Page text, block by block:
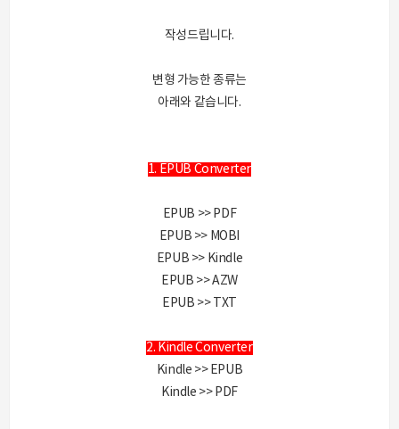
작성드립니다.
변형 가능한 종류는
아래와 같습니다.
1. EPUB Converter
EPUB >> PDF
EPUB >> MOBI
EPUB >> Kindle
EPUB >> AZW
EPUB >> TXT
2. Kindle Converter
Kindle >> EPUB
Kindle >> PDF